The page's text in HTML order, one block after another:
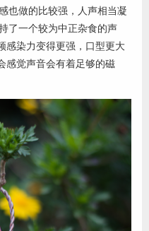
也做的比较强，人声相当凝
了一个较为中正杂食的声
感染力变得更强，口型更大
感觉声音会有着足够的磁